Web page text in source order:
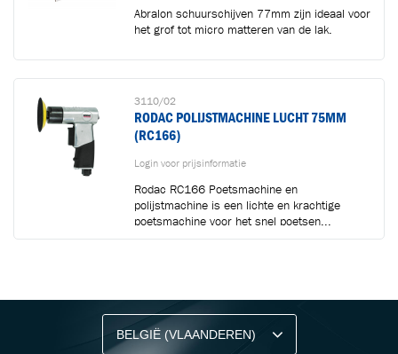
Abralon schuurschijven 77mm zijn ideaal voor
het grof tot micro matteren van de lak.
3110/02
RODAC POLIJSTMACHINE LUCHT 75MM
(RC166)
Login voor prijsinformatie
Rodac RC166 Poetsmachine en
polijstmachine is een lichte en krachtige
poetsmachine voor het snel poetsen...
Ontvang vakgerelateerde tips,
aanbiedingen en productupdates van Cartec.